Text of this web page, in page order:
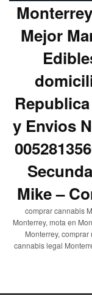
Mejor
y Envios
Mike –
comprar cannabis
Monterrey, mota en
Monterrey,
cannabis legal